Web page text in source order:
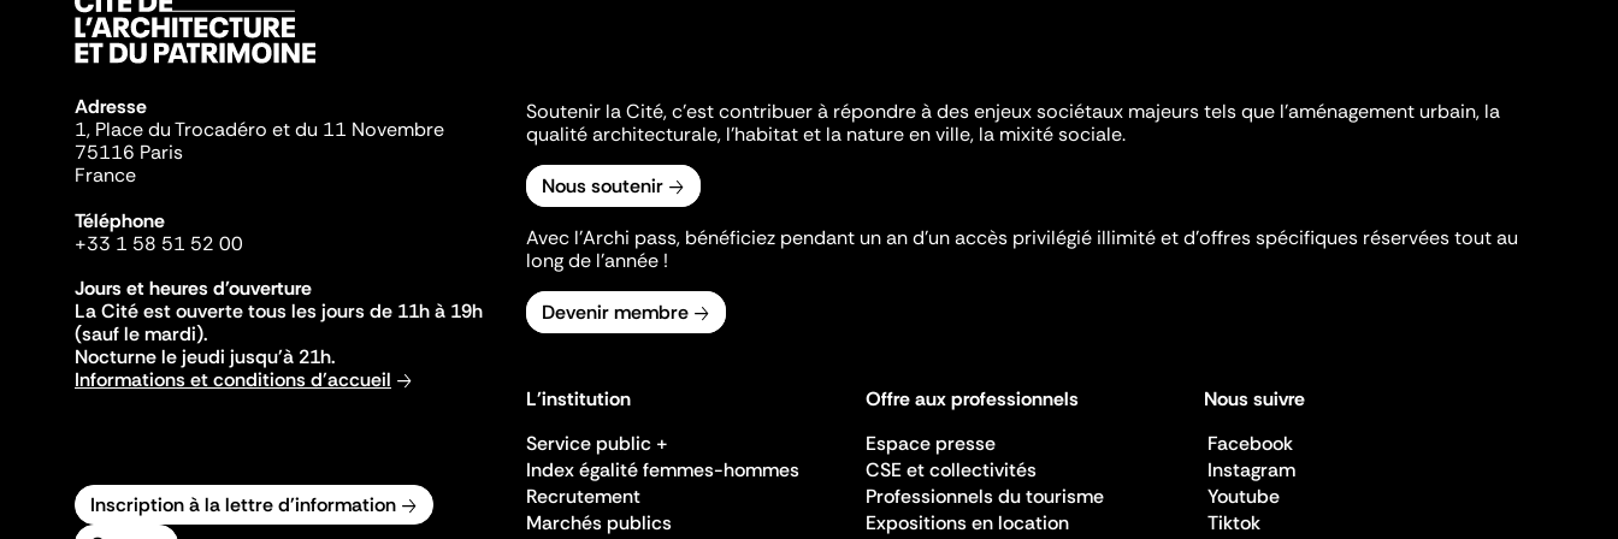
Adresse
1, Place du Trocadéro et du 11 Novembre
75116 Paris
France
Téléphone
+33 1 58 51 52 00
Jours et heures d'ouverture
La Cité est ouverte tous les jours de 11h à 19h
(sauf le mardi).
Nocturne le jeudi jusqu'à 21h.
Informations et conditions d'accueil
Inscription à la lettre d'information
Soutenir la Cité, c'est contribuer à répondre à des enjeux sociétaux majeurs tels que l'aménagement urbain, la
qualité architecturale, l'habitat et la nature en ville, la mixité sociale.
Nous soutenir
Avec l’Archi pass, bénéficiez pendant un an d’un accès privilégié illimité et d’offres spécifiques réservées tout au
long de l’année !
Devenir membre
L'institution
Service public +
Index égalité femmes-hommes
Recrutement
Marchés publics
Offre aux professionnels
Espace presse
CSE et collectivités
Professionnels du tourisme
Expositions en location
Nous suivre
Facebook
Instagram
Youtube
Tiktok